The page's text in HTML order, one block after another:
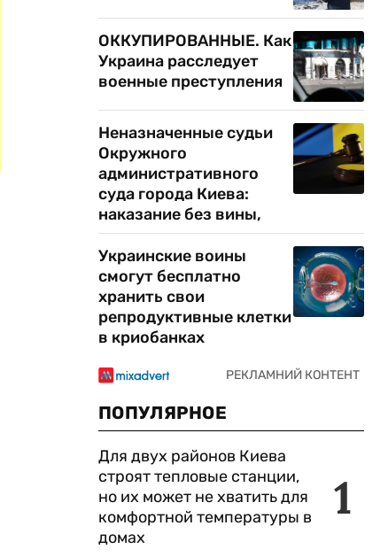
ОККУПИРОВАННЫЕ. Как
Украина расследует
военные преступления
Неназначенные судьи
Окружного
административного
суда города Киева:
наказание без вины,
Украинские воины
смогут бесплатно
хранить свои
репродуктивные клетки
в криобанках
ПОПУЛЯРНОЕ
1
Для двух районов Киева
строят тепловые станции,
но их может не хватить для
комфортной температуры в
домах